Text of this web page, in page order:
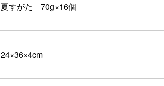
夏すがた 70g×16個
24×36×4cm